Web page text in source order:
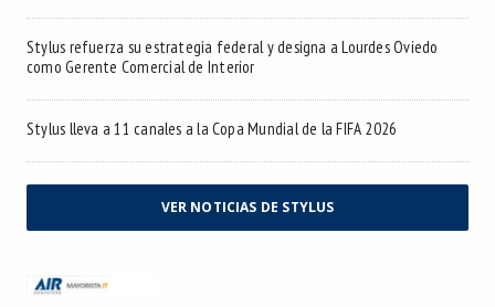
Stylus refuerza su estrategia federal y designa a Lourdes Oviedo
como Gerente Comercial de Interior
Stylus lleva a 11 canales a la Copa Mundial de la FIFA 2026
VER NOTICIAS DE STYLUS